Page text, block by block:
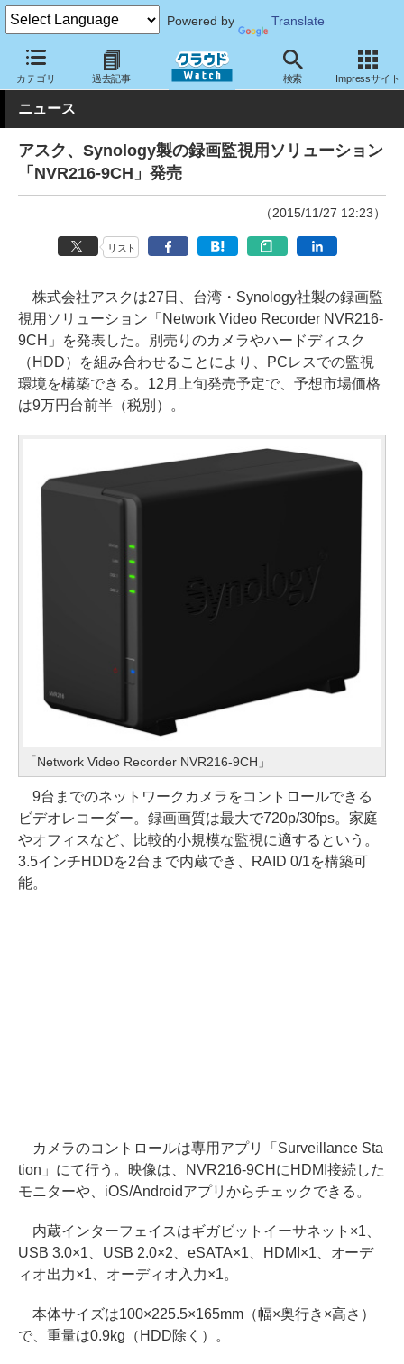
Powered by Translate
カテゴリ 過去記事 検索 Impressサイト
クラウド Watch ハード・インフラ ハードウェア アプライアン
ニュース
アスク、Synology製の録画監視用ソリューション
「NVR216-9CH」発売
（2015/11/27 12:23）
リスト
株式会社アスクは27日、台湾・Synology社製の録画監
視用ソリューション「Network Video Recorder NVR216-
9CH」を発表した。別売りのカメラやハードディスク
（HDD）を組み合わせることにより、PCレスでの監視
環境を構築できる。12月上旬発売予定で、予想市場価格
は9万円台前半（税別）。
「Network Video Recorder NVR216-9CH」
9台までのネットワークカメラをコントロールできる
ビデオレコーダー。録画画質は最大で720p/30fps。家庭
やオフィスなど、比較的小規模な監視に適するという。
3.5インチHDDを2台まで内蔵でき、RAID 0/1を構築可
能。
カメラのコントロールは専用アプリ「Surveillance Sta
tion」にて行う。映像は、NVR216-9CHにHDMI接続した
モニターや、iOS/Androidアプリからチェックできる。
内蔵インターフェイスはギガビットイーサネット×1、
USB 3.0×1、USB 2.0×2、eSATA×1、HDMI×1、オーデ
ィオ出力×1、オーディオ入力×1。
本体サイズは100×225.5×165mm（幅×奥行き×高さ）
で、重量は0.9kg（HDD除く）。